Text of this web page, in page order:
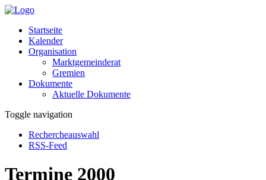
Startseite
Kalender
Organisation
Marktgemeinderat
Gremien
Dokumente
Aktuelle Dokumente
Toggle navigation
Rechercheauswahl
RSS-Feed
Termine 2000